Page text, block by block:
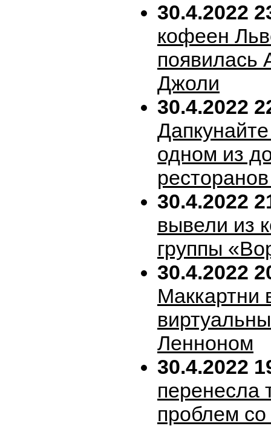
30.4.2022
кофеен
появилась
Джоли
30.4.2022
одном из
30.4.2022
вывели из
группы
30.4.2022
Маккартни
Ленноном
30.4.2022
перенесла
проблем